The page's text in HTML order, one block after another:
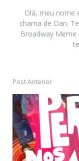
Olá, meu nome
chama de Dan.
Broadway
Post
navigation
Post Anterior